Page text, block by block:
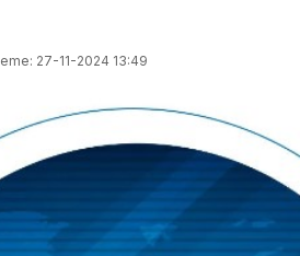
27-11-2024 13:49